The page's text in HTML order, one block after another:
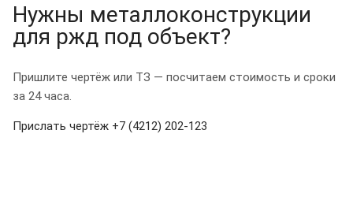
Нужны металлоконструкции
для ржд под объект?
Пришлите чертёж или ТЗ — посчитаем стоимость и сроки
за 24 часа.
Прислать чертёж +7 (4212) 202-123